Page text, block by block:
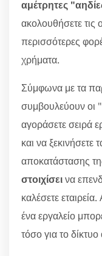
αμέτρητες
ακολουθήσετε τις
περισσότερες
χρήματα.
Σύμφωνα με τα
συμβουλεύουν οι "
αγοράσετε σειρά
και να ξεκινήσετε
αποκατάστασης
στοιχίσεινα
καλέσετε
ένα εργαλείο
τόσο για το